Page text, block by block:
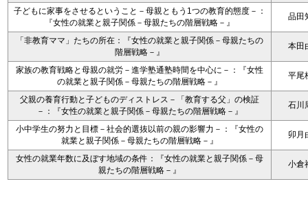
子どもに家事をさせるということ－母親ともう1つの教育的態度－：
『女性の就業と親子関係－母親たちの階層戦略－』
品田
「非教育ママ」たちの所在：『女性の就業と親子関係－母親たちの
階層戦略－』
本田
家族の教育戦略と母親の就労－進学塾通塾時間を中心に－：『女性
の就業と親子関係－母親たちの階層戦略－』
平尾
父親の養育行動と子どものディストレス－「教育する父」の検証
－：『女性の就業と親子関係－母親たちの階層戦略－』
石川
小中学生の努力と目標－社会的選抜以前の親の影響力－：『女性の
就業と親子関係－母親たちの階層戦略－』
卯月
女性の就業年数に及ぼす地域の条件：『女性の就業と親子関係－母
親たちの階層戦略－』
小倉